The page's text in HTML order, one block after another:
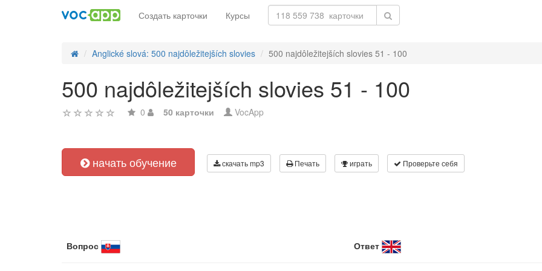
Создать карточки Курсы
Anglické slová: 500 najdôležitejších slovies 500 najdôležitejších slovies 51 - 100
500 najdôležitejších slovies 51 - 100
0 50 карточки VocApp
начать обучение скачать mp3 Печать играть Проверьте себя
Вопрос Ответ